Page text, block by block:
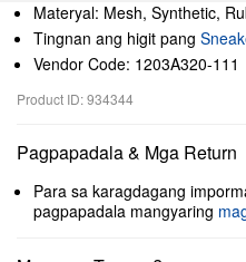
Materyal: Mesh, Synthetic,
Tingnan ang higit pang
Vendor Code: 1203A320-111
Product ID: 934344
Pagpapadala & Mga Return
Para sa karagdagang
pagpapadala mangyaring